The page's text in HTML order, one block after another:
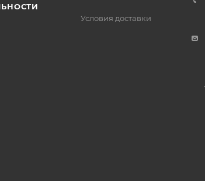
Условия доставки